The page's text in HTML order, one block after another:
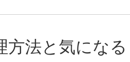
方法と気になる